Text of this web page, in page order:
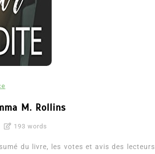
M. Rollins
193 words
du livre, les votes et avis des lecteurs